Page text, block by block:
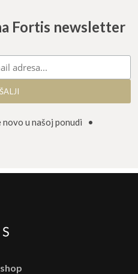
Fortis newsletter
u našoj ponudi •